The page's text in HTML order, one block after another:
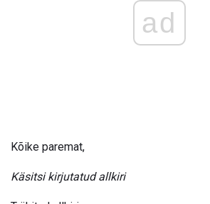
ad
Kõike paremat,
Käsitsi kirjutatud allkiri